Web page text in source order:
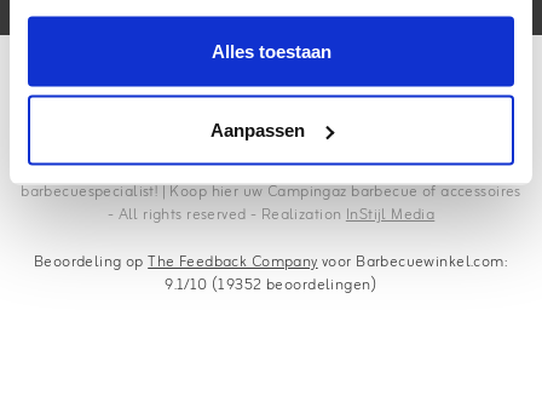
Alles toestaan
Aanpassen
Copyright © 2026 - Barbecuewinkel.com | dé Campingaz
barbecuespecialist! | Koop hier uw Campingaz barbecue of accessoires
- All rights reserved - Realization InStijl Media
Beoordeling opThe Feedback Companyvoor Barbecuewinkel.com:
9.1/10 (19352 beoordelingen)